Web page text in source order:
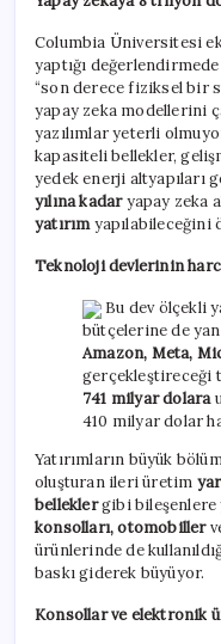
Columbia Üniversitesi
yaptığı değerlendirmede
“son derece fiziksel bir
yapay zeka modellerini
yazılımlar yeterli
kapasiteli bellekler,
yedek enerji altyapıları
yılına kadaryapay zeka
yatırımyapılabileceğini
Teknoloji devlerinin
Bu dev ölçekli
bütçelerine de
Amazon, Meta,
gerçekleştireceği
741 milyar dolara
410 milyar dolar
Yatırımların büyük
oluşturan ileri üretim
belleklergibi bileşenlere
konsolları, otomobiller
ürünlerinde de
baskı giderek büyüyor.
Konsollar ve elektronik